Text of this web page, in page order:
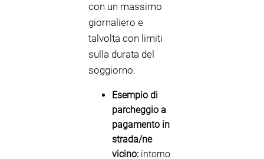
con un massimo
giornaliero e
talvolta con limiti
sulla durata del
soggiorno.
Esempio di
parcheggio a
pagamento in
strada/ne
vicino: intorno